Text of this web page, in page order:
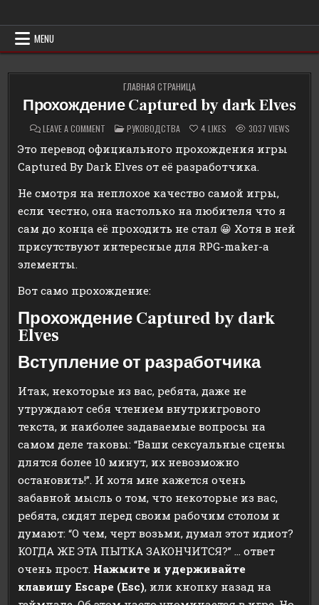
to
contentMENU
ГЛАВНАЯ СТРАНИЦА
Прохождение Captured by dark Elves
LEAVE A COMMENTON
ПРОХОЖДЕНИЕ
CAPTURED
BY
DARK
ELVES
POSTED
IN
РУКОВОДСТВА 4LIKES 3037 VIEWS
Это перевод официального прохождения игры
Captured By Dark Elves от её разработчика.
Не смотря на неплохое качество самой игры,
если честно, она настолько на любителя что я
сам до конца её проходить не стал 😀 Хотя в ней
присутствуют интересные для RPG-maker-а
элементы.
Вот само прохождение:
Прохождение Captured by dark
Elves
Вступление от разработчика
Итак, некоторые из вас, ребята, даже не
утруждают себя чтением внутриигрового
текста, и наиболее задаваемые вопросы на
самом деле таковы: “Ваши сексуальные сцены
длятся более 10 минут, их невозможно
остановить!”. И хотя мне кажется очень
забавной мысль о том, что некоторые из вас,
ребята, сидят перед своим рабочим столом и
думают: “О чем, черт возьми, думал этот идиот?
КОГДА ЖЕ ЭТА ПЫТКА ЗАКОНЧИТСЯ?” … ответ
очень прост. Нажмите и удерживайте
клавишу Escape (Esc), или кнопку назад на